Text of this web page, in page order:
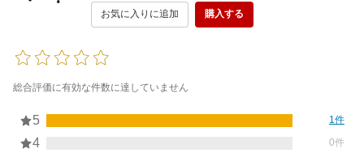
お気に入りに追加 購入する
総合評価に有効な件数に達していません
5 1件
4 0件